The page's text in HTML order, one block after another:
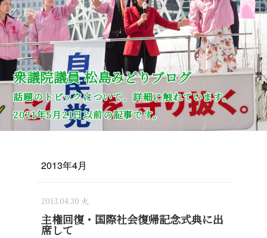
衆議院議員 松島みどりブログ
話題のトピックについて、詳細に触れています。
2021年5月21日以前の記事です。
2013年4月
2013.04.30 火.
主権回復・国際社会復帰記念式典に出
席して